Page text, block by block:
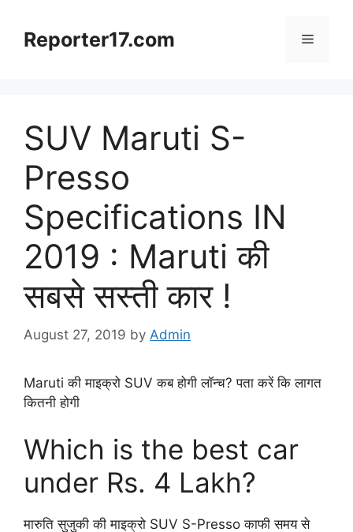
contentReporter17.com Menu
SUV Maruti S-
Presso
Specifications IN
2019 : Maruti की
सबसे सस्ती कार !
August 27, 2019 by Admin
Maruti की माइक्रो SUV कब होगी लॉन्च? पता करें कि लागत
कितनी होगी
Which is the best car
under Rs. 4 Lakh?
मारुति सुजुकी की माइक्रो SUV S-Presso काफी समय से